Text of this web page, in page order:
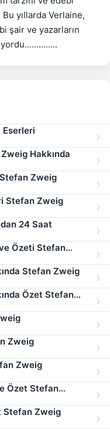
yıllarda Verlaine,
şair ve yazarların
Eserleri
Hakkında
Stefan Zweig
Stefan Zweig
24 Saat
Stefan
Stefan Zweig
Özet Stefan
Zweig
Zweig
Zweig
Özet Stefan
Stefan Zweig